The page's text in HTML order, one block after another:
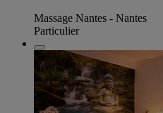
Massage Nantes - Nantes
Particulier